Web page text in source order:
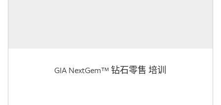
GIA NextGem™ 钻石零售 培训